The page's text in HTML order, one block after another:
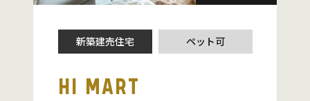
新築建売住宅 ペット可
HI MART